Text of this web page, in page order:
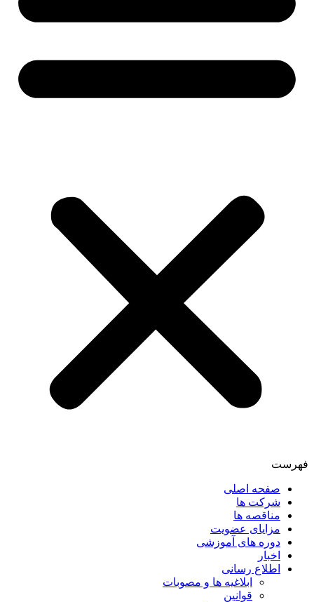
فهرست
صفحه اصلی
شرکت ها
مناقصه ها
مزایای عضویت
دوره های آموزشی
اخبار
اطلاع رسانی
ابلاغیه ها و مصوبات
قوانین